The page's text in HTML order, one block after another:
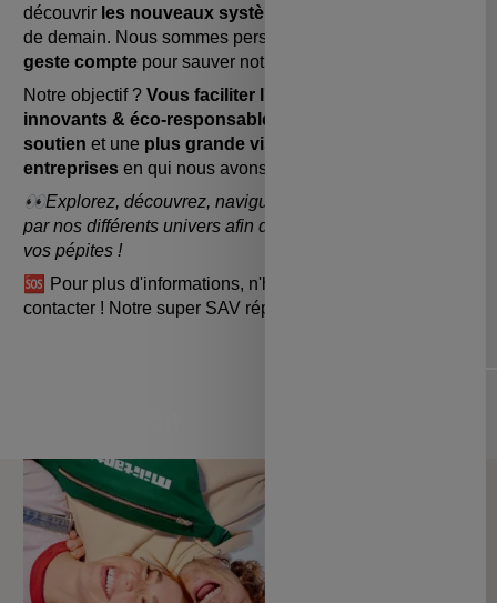
découvrir les nouveaux systèmes de consommation
de demain. Nous sommes persuadés que
geste comptepour sauver notre planète bien-aimée. 🌍
Notre objectif ? Vous faciliter l'accès à des produits
innovants & éco-responsables
soutien et une plus grande visibilité aux jeunes
entreprisesen qui nous avons confiance.
👀Explorez, découvrez, naviguez et laissez-vous guider
par nos différents univers afin de trouver plus facilement
vos pépites !
🆘 Pour plus d'informations, n'hésitez pas à nous
contacter ! Notre super SAV répondra toujours présent.